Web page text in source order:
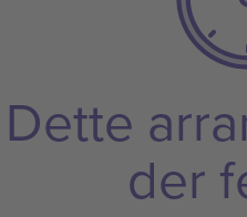
Dette
der